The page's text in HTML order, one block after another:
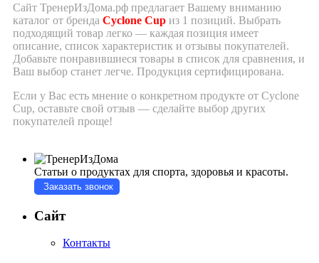
Сайт ТренерИзДома.рф предлагает Вашему вниманию
каталог от бренда Cyclone Cup из 1 позиций. Выбрать
подходящий товар легко — каждая позиция имеет
описание, список характеристик и отзывы покупателей.
Добавьте понравившиеся товары в список для сравнения, и
Ваш выбор станет легче. Продукция сертифицирована.
Если у Вас есть мнение о конкретном продукте от Cyclone
Cup, оставьте свой отзыв — сделайте выбор других
покупателей проще!
Статьи о продуктах для спорта, здоровья и красоты.
Заказать звонок
Сайт
Контакты